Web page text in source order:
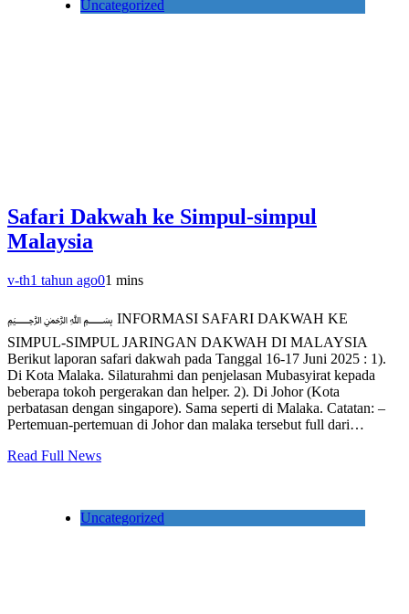
Uncategorized
Safari Dakwah ke Simpul-simpul
Malaysia
v-th1 tahun ago01 mins
﷽ INFORMASI SAFARI DAKWAH KE
SIMPUL-SIMPUL JARINGAN DAKWAH DI MALAYSIA
Berikut laporan safari dakwah pada Tanggal 16-17 Juni 2025 : 1).
Di Kota Malaka. Silaturahmi dan penjelasan Mubasyirat kepada
beberapa tokoh pergerakan dan helper. 2). Di Johor (Kota
perbatasan dengan singapore). Sama seperti di Malaka. Catatan: –
Pertemuan-pertemuan di Johor dan malaka tersebut full dari…
Read Full News
Uncategorized